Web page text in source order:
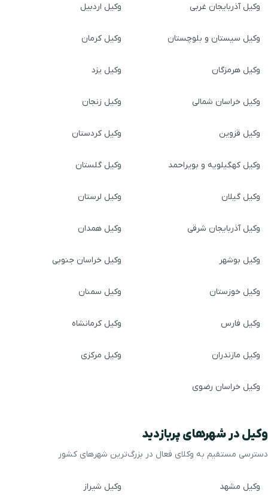
وکیل آذربایجان غربی وکیل اردبیل
وکیل سیستان و بلوچستان وکیل کرمان
وکیل هرمزگان وکیل یزد
وکیل خراسان شمالی وکیل زنجان
وکیل قزوین وکیل کردستان
وکیل کهگیلویه و بویراحمد وکیل گلستان
وکیل گیلان وکیل لرستان
وکیل آذربایجان شرقی وکیل همدان
وکیل بوشهر وکیل خراسان جنوبی
وکیل خوزستان وکیل سمنان
وکیل فارس وکیل کرمانشاه
وکیل مازندران وکیل مرکزی
وکیل خراسان رضوی
وکیل در شهرهای پربازدید
دسترسی مستقیم به وکلای فعال در بزرگ‌ترین شهرهای کشور
وکیل مشهد وکیل شیراز